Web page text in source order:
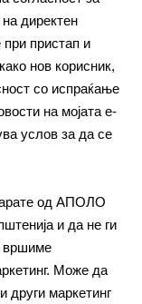
директен
при пристап и
нов корисник,
со испраќање
на мојата е-
услов за да се
од АПОЛО
и да не ги
вршиме
Може да
други маркетинг